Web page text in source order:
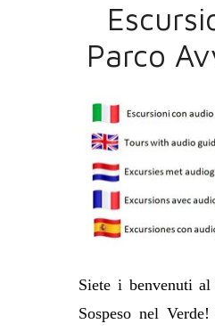
Parco
Siete i benvenuti
Sospeso nel